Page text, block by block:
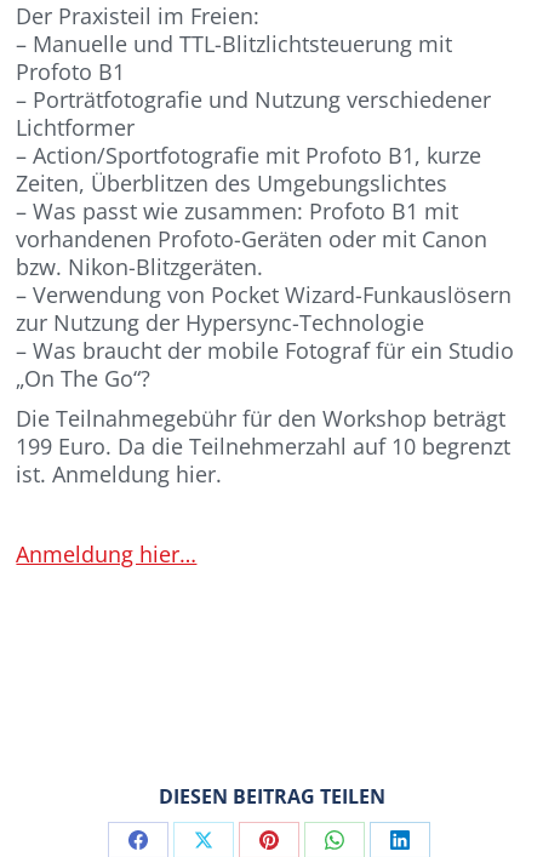
Der Praxisteil im Freien:
– Manuelle und TTL-Blitzlichtsteuerung mit
Profoto B1
– Porträtfotografie und Nutzung verschiedener
Lichtformer
– Action/Sportfotografie mit Profoto B1, kurze
Zeiten, Überblitzen des Umgebungslichtes
– Was passt wie zusammen: Profoto B1 mit
vorhandenen Profoto-Geräten oder mit Canon
bzw. Nikon-Blitzgeräten.
– Verwendung von Pocket Wizard-Funkauslösern
zur Nutzung der Hypersync-Technologie
– Was braucht der mobile Fotograf für ein Studio
„On The Go“?
Die Teilnahmegebühr für den Workshop beträgt
199 Euro. Da die Teilnehmerzahl auf 10 begrenzt
ist. Anmeldung hier.
Anmeldung hier…
DIESEN BEITRAG TEILEN